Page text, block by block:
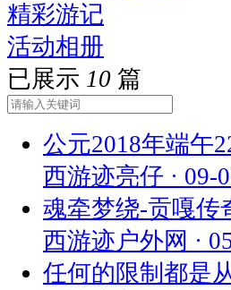
精彩游记
活动相册
已展示 10 篇
公元2018年端午
西游迹亮仔 · 09-
魂牵梦绕-贡嘎传
西游迹户外网 ·
任何的限制都是